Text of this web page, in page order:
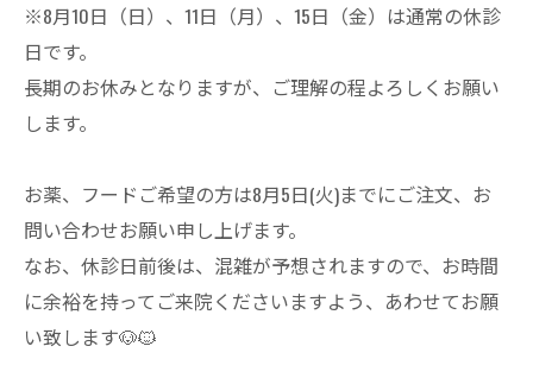
※8月10日（日）、11日（月）、15日（金）は通常の休診
日です。
長期のお休みとなりますが、ご理解の程よろしくお願い
します。
お薬、フードご希望の方は8月5日(火)までにご注文、お
問い合わせお願い申し上げます。
なお、休診日前後は、混雑が予想されますので、お時間
に余裕を持ってご来院くださいますよう、あわせてお願
い致します🐶🐱